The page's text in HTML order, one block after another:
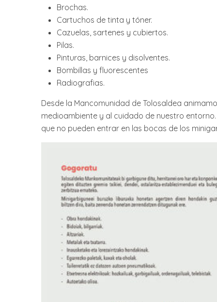
Brochas.
Cartuchos de tinta y tóner.
Cazuelas, sartenes y cubiertos.
Pilas.
Pinturas, barnices y disolventes.
Bombillas y fluorescentes
Radiografias.
Desde la Mancomunidad de Tolosaldea
medioambiente y al cuidado de nuestro
que no pueden entrar en las bocas de los